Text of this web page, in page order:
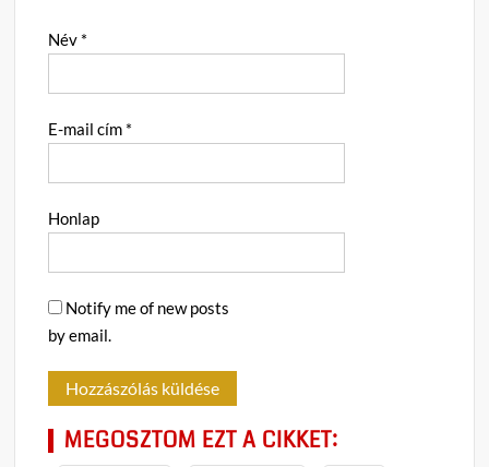
Név *
E-mail cím *
Honlap
Notify me of new posts
by email.
MEGOSZTOM EZT A CIKKET: